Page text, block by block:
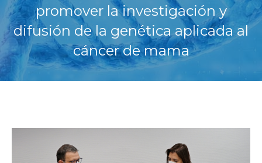
promover la investigación y
difusión de la genética aplicada al
cáncer de mama